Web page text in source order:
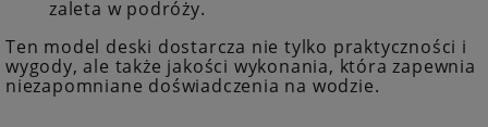
zaleta w podróży.
Ten model deski dostarcza nie tylko praktyczności i
wygody, ale także jakości wykonania, która zapewnia
niezapomniane doświadczenia na wodzie.